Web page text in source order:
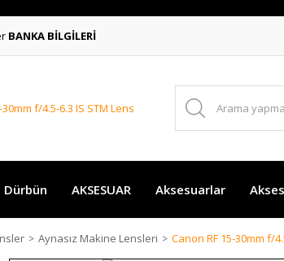
BANKA BİLGİLERİ
Dürbün AKSESUAR Aksesuarlar
Aynasız Makine Lensleri Canon RF 15-30mm f/